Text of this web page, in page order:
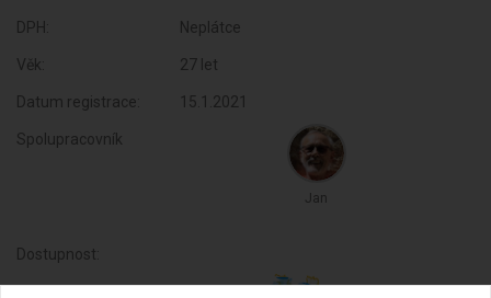
DPH: Neplátce
Věk: 27 let
Datum registrace: 15.1.2021
Spolupracovník
Jan
Dostupnost: